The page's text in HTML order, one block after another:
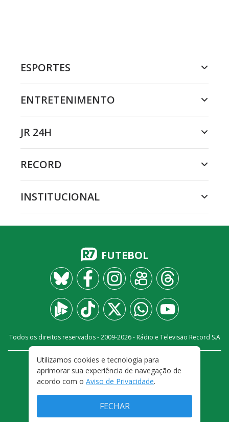
ESPORTES
ENTRETENIMENTO
JR 24H
RECORD
INSTITUCIONAL
FUTEBOL
Todos os direitos reservados - 2009-2026- Rádio e Televisão Record S.A
FALE CONOSCO
PRIVACIDADE
TERMOS E CONDIÇÕES DE USO
Utilizamos cookies e tecnologia para
aprimorar sua experiência de navegação de
acordo com o Aviso de Privacidade.
FECHAR